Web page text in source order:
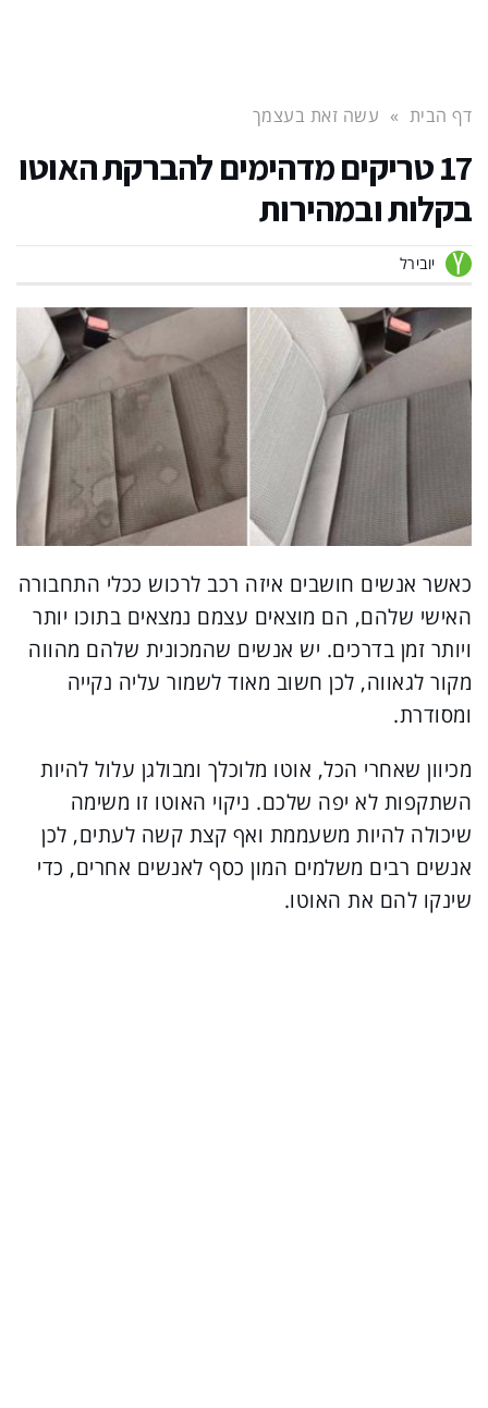
דף הבית » עשה זאת בעצמך
17 טריקים מדהימים להברקת האוטו
בקלות ובמהירות
יובירל
כאשר אנשים חושבים איזה רכב לרכוש ככלי התחבורה
האישי שלהם, הם מוצאים עצמם נמצאים בתוכו יותר
ויותר זמן בדרכים. יש אנשים שהמכונית שלהם מהווה
מקור לגאווה, לכן חשוב מאוד לשמור עליה נקייה
ומסודרת.
מכיוון שאחרי הכל, אוטו מלוכלך ומבולגן עלול להיות
השתקפות לא יפה שלכם. ניקוי האוטו זו משימה
שיכולה להיות משעממת ואף קצת קשה לעתים, לכן
אנשים רבים משלמים המון כסף לאנשים אחרים, כדי
שינקו להם את האוטו.